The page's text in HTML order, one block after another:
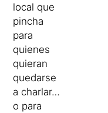
local que
pincha
para
quienes
quieran
quedarse
a charlar…
o para